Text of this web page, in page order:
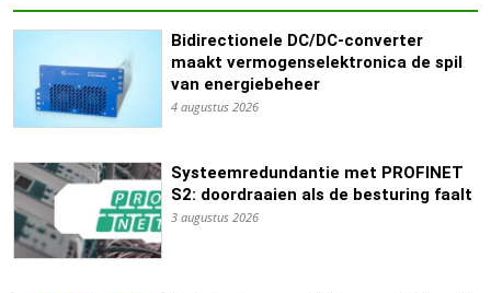
Bidirectionele DC/DC-converter
maakt vermogenselektronica de spil
van energiebeheer
4 augustus 2026
Systeemredundantie met PROFINET
S2: doordraaien als de besturing faalt
3 augustus 2026